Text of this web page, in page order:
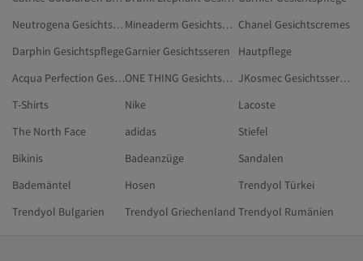
Neutrogena Gesichtspflege
Mineaderm Gesichtspflege Chanel Gesichtscremes
Darphin GesichtspflegeGarnier Gesichtsseren
Hautpflege
Acqua Perfection Gesichtspflege
ONE THING Gesichtspflege
JKosmec Gesichtsseren
T-Shirts
Nike
Lacoste
The North Face
adidas
Stiefel
Bikinis
Badeanzüge
Sandalen
Bademäntel
Hosen
Trendyol Türkei
Trendyol Bulgarien
Trendyol Griechenland Trendyol Rumänien